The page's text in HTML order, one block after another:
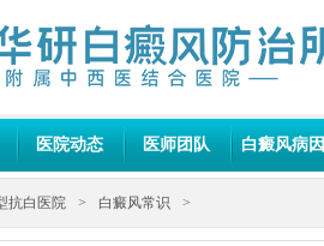
医院动态 医师团队 白癜风病因
抗白医院 > 白癜风常识 >